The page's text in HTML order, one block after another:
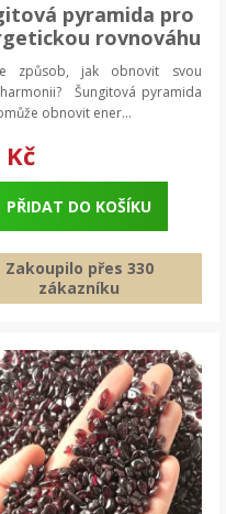
pyramida pro
rovnováhu
pyramida
způsob, jak obnovit svou
Šungitová pyramida
obnovit ener...
PŘIDAT DO KOŠÍKU
Zakoupilo přes 330
zákazníku